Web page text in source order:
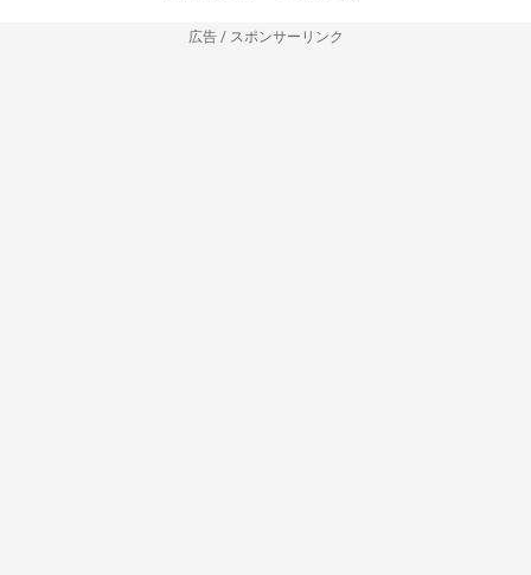
広告 / スポンサーリンク